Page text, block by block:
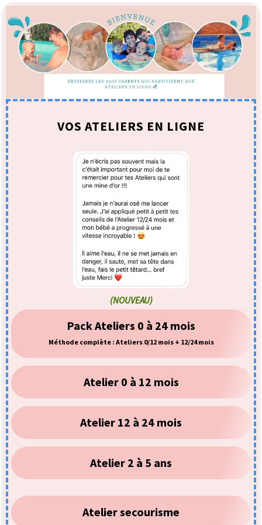
VOS ATELIERS EN LIGNE
(NOUVEAU)
Pack Ateliers 0 à 24 mois
Méthode complète : Ateliers 0/12 mois + 12/24 mois
Atelier 0 à 12 mois
Atelier 12 à 24 mois
Atelier 2 à 5 ans
Atelier secourisme